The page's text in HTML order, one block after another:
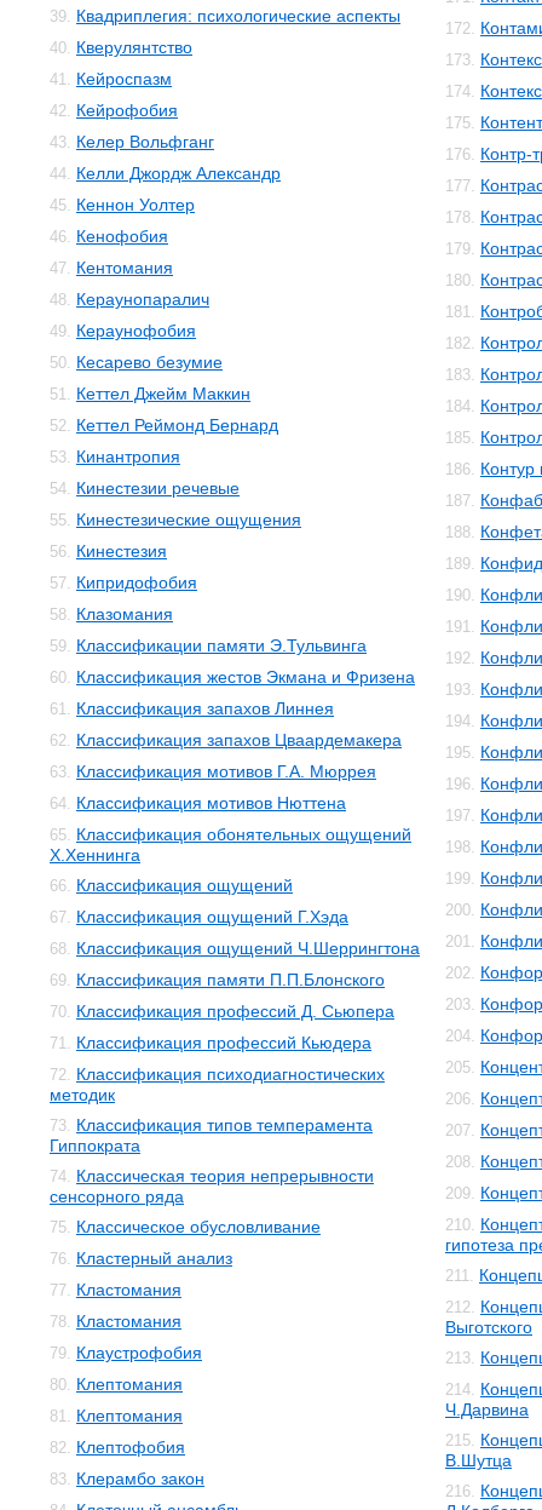
39. Квадриплегия: психологические аспекты
40. Кверулянтство
41. Кейроспазм
42. Кейрофобия
43. Келер Вольфганг
44. Келли Джордж Александр
45. Кеннон Уолтер
46. Кенофобия
47. Кентомания
48. Кераунопаралич
49. Кераунофобия
50. Кесарево безумие
51. Кеттел Джейм Маккин
52. Кеттел Реймонд Бернард
53. Кинантропия
54. Кинестезии речевые
55. Кинестезические ощущения
56. Кинестезия
57. Кипридофобия
58. Клазомания
59. Классификации памяти Э.Тульвинга
60. Классификация жестов Экмана и Фризена
61. Классификация запахов Линнея
62. Классификация запахов Цваардемакера
63. Классификация мотивов Г.А. Мюррея
64. Классификация мотивов Нюттена
65. Классификация обонятельных ощущений
Х.Хеннинга
66. Классификация ощущений
67. Классификация ощущений Г.Хэда
68. Классификация ощущений Ч.Шеррингтона
69. Классификация памяти П.П.Блонского
70. Классификация профессий Д. Сьюпера
71. Классификация профессий Кьюдера
72. Классификация психодиагностических
методик
73. Классификация типов темперамента
Гиппократа
74. Классическая теория непрерывности
сенсорного ряда
75. Классическое обусловливание
76. Кластерный анализ
77. Кластомания
78. Кластомания
79. Клаустрофобия
80. Клептомания
81. Клептомания
82. Клептофобия
83. Клерамбо закон
172.
173.
174.
175.
176. Контр-
177.
178.
179.
180.
181.
182.
183.
184.
185.
186. Контур
187.
188.
189.
190.
191.
192.
193.
194.
195.
196.
197.
198.
199.
200.
201.
202.
203.
204.
205.
206.
207.
208.
209.
210.
гипотеза
211.
212.
Выготского
213.
214.
Ч.Дарвина
215.
В.Шутца
216.